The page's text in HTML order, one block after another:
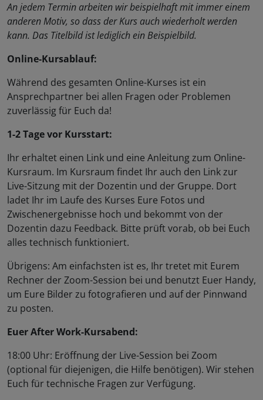
An jedem Termin arbeiten wir beispielhaft mit immer einem
anderen Motiv, so dass der Kurs auch wiederholt werden
kann. Das Titelbild ist lediglich ein Beispielbild.
Online-Kursablauf:
Während des gesamten Online-Kurses ist ein
Ansprechpartner bei allen Fragen oder Problemen
zuverlässig für Euch da!
1-2 Tage vor Kursstart:
Ihr erhaltet einen Link und eine Anleitung zum Online-
Kursraum. Im Kursraum findet Ihr auch den Link zur
Live-Sitzung mit der Dozentin und der Gruppe. Dort
ladet Ihr im Laufe des Kurses Eure Fotos und
Zwischenergebnisse hoch und bekommt von der
Dozentin dazu Feedback. Bitte prüft vorab, ob bei Euch
alles technisch funktioniert.
Übrigens: Am einfachsten ist es, Ihr tretet mit Eurem
Rechner der Zoom-Session bei und benutzt Euer Handy,
um Eure Bilder zu fotografieren und auf der Pinnwand
zu posten.
Euer After Work-Kursabend:
18:00 Uhr: Eröffnung der Live-Session bei Zoom
(optional für diejenigen, die Hilfe benötigen). Wir stehen
Euch für technische Fragen zur Verfügung.